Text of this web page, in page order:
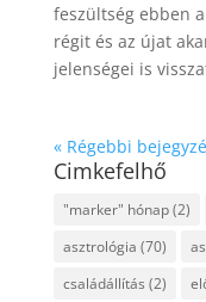
feszültség ebben
régit és az újat
jelenségei is
« Régebbi
Cimkefelhő
"marker" hónap(2)
asztrológia (70)
családállítás (2)